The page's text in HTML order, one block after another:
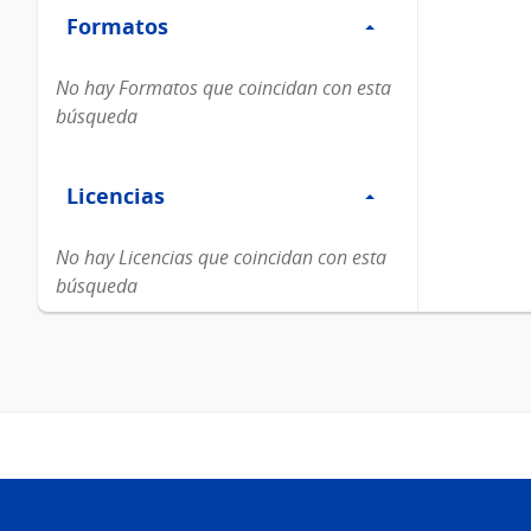
Formatos
Formatos
No hay Formatos que coincidan con esta
búsqueda
Licencias
Licencias
No hay Licencias que coincidan con esta
búsqueda